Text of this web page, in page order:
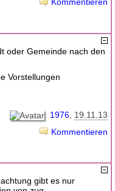
Kommentieren
oder Gemeinde nach den
Vorstellungen
1976 19.11.13
Kommentieren
gibt es nur